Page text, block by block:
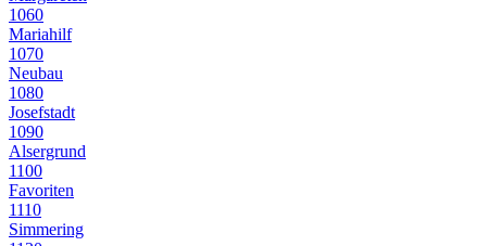
1060
Mariahilf
1070
Neubau
1080
Josefstadt
1090
Alsergrund
1100
Favoriten
1110
Simmering